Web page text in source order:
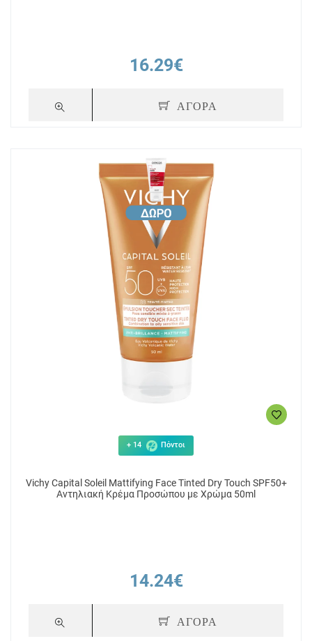
16.29€
ΑΓΟΡΑ
+ 14 Πόντοι
Vichy Capital Soleil Mattifying Face Tinted Dry Touch SPF50+
Αντηλιακή Κρέμα Προσώπου με Χρώμα 50ml
14.24€
ΑΓΟΡΑ